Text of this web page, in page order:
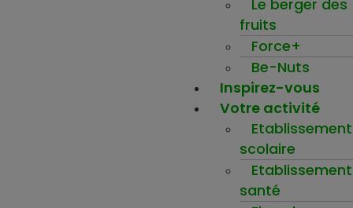
Le berger des
fruits
Force+
Be-Nuts
Inspirez-vous
Votre activité
Etablissement
scolaire
santé